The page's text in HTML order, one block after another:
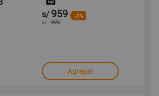
s/ 959 -3%
s/ 990
Agregar